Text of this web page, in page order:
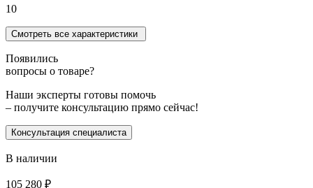
10
Смотреть все характеристики
Появились
вопросы о товаре?
Наши эксперты готовы помочь
– получите консультацию прямо сейчас!
Консультация специалиста
В наличии
105 280 ₽